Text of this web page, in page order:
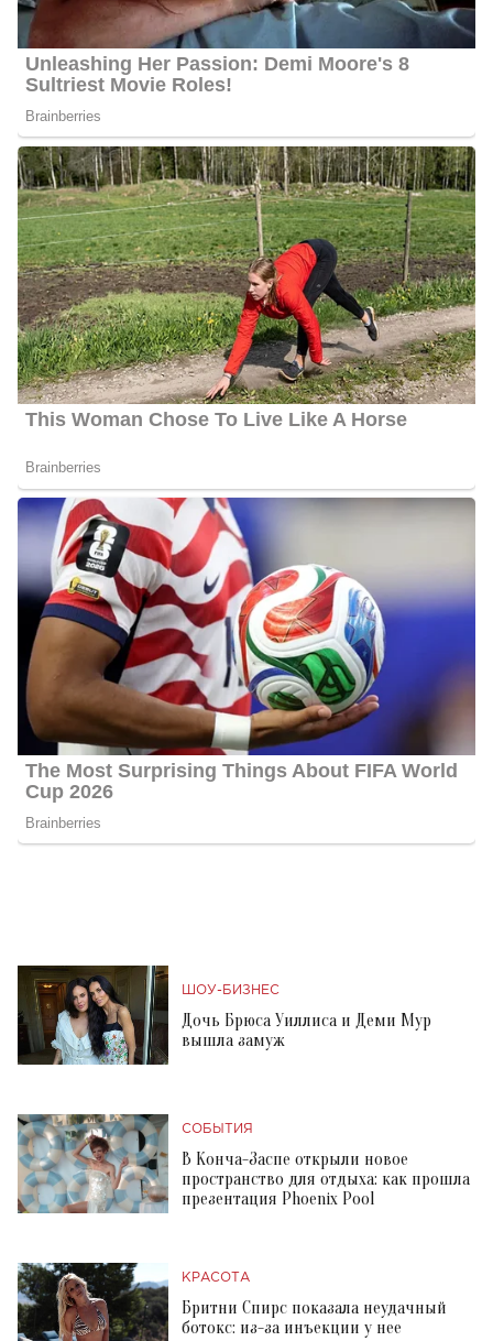
ШОУ-БИЗНЕС
Дочь Брюса Уиллиса и Деми Мур
вышла замуж
СОБЫТИЯ
В Конча-Заспе открыли новое
пространство для отдыха: как прошла
презентация Phoenix Pool
КРАСОТА
Бритни Спирс показала неудачный
ботокс: из-за инъекции у нее